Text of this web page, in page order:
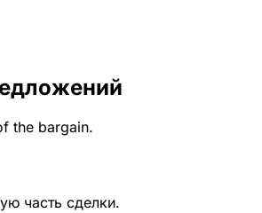
the bargain.
часть сделки.